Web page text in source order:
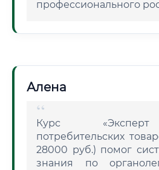
профессионального
Алена
Курс
потребительских
28000 руб.) помог
знания по